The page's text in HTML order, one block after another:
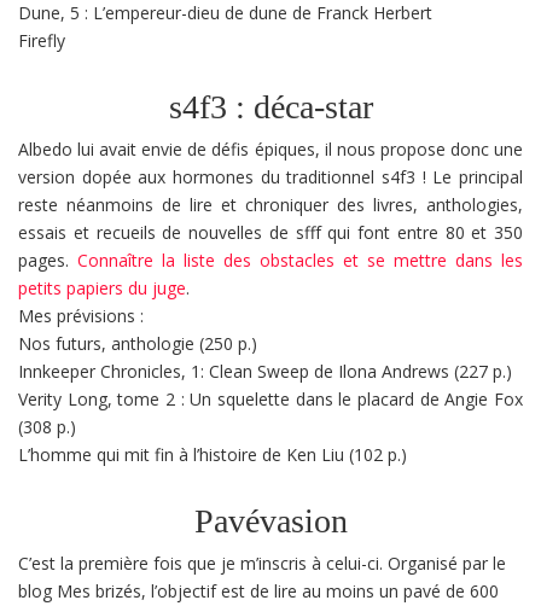
Dune, 5 : L’empereur-dieu de dune de Franck Herbert
Firefly
s4f3 : déca-star
Albedo lui avait envie de défis épiques, il nous propose donc une
version dopée aux hormones du traditionnel s4f3 ! Le principal
reste néanmoins de lire et chroniquer des livres, anthologies,
essais et recueils de nouvelles de sfff qui font entre 80 et 350
pages. Connaître la liste des obstacles et se mettre dans les
petits papiers du juge.
Mes prévisions :
Nos futurs, anthologie (250 p.)
Innkeeper Chronicles, 1: Clean Sweep de Ilona Andrews (227 p.)
Verity Long, tome 2 : Un squelette dans le placard de Angie Fox
(308 p.)
L’homme qui mit fin à l’histoire de Ken Liu (102 p.)
Pavévasion
C’est la première fois que je m’inscris à celui-ci. Organisé par le
blog Mes brizés, l’objectif est de lire au moins un pavé de 600